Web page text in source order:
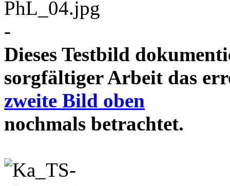
-
Dieses Testbild
sorgfältiger Arbeit das
zweite Bild oben
nochmals